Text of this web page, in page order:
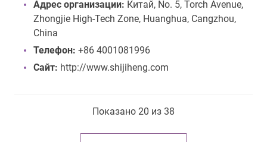
Адрес организации: Китай, No. 5, Torch Avenue,
Zhongjie High-Tech Zone, Huanghua, Cangzhou,
China
Телефон: +86 4001081996
Сайт: http://www.shijiheng.com
Показано 20 из 38